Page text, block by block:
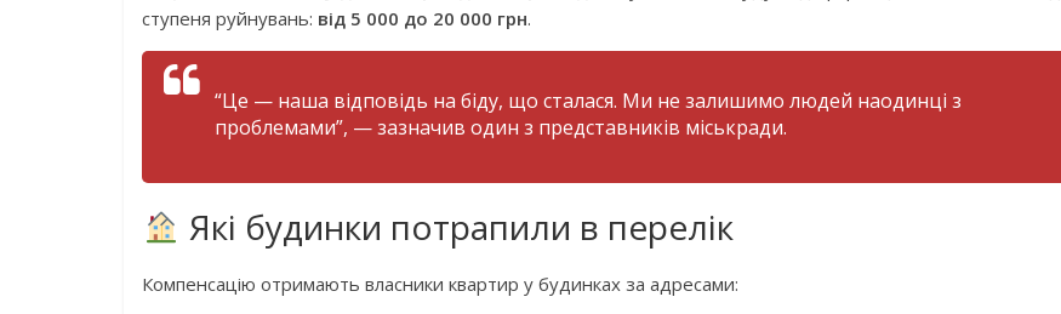
ступеня руйнувань: від 5 000 до 20 000 грн.
“Це — наша відповідь на біду, що сталася. Ми не залишимо людей наодинці з
проблемами”, — зазначив один з представників міськради.
Які будинки потрапили в перелік
Компенсацію отримають власники квартир у будинках за адресами: